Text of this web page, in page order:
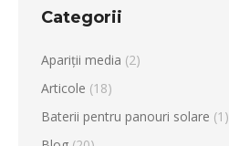
Categorii
Apariții media (2)
Articole (18)
Baterii pentru panouri solare (1)